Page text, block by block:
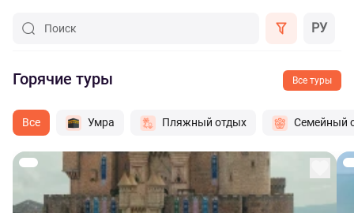
Поиск РУ
Горячие туры Все туры
Все Умра Пляжный отдых Семейный